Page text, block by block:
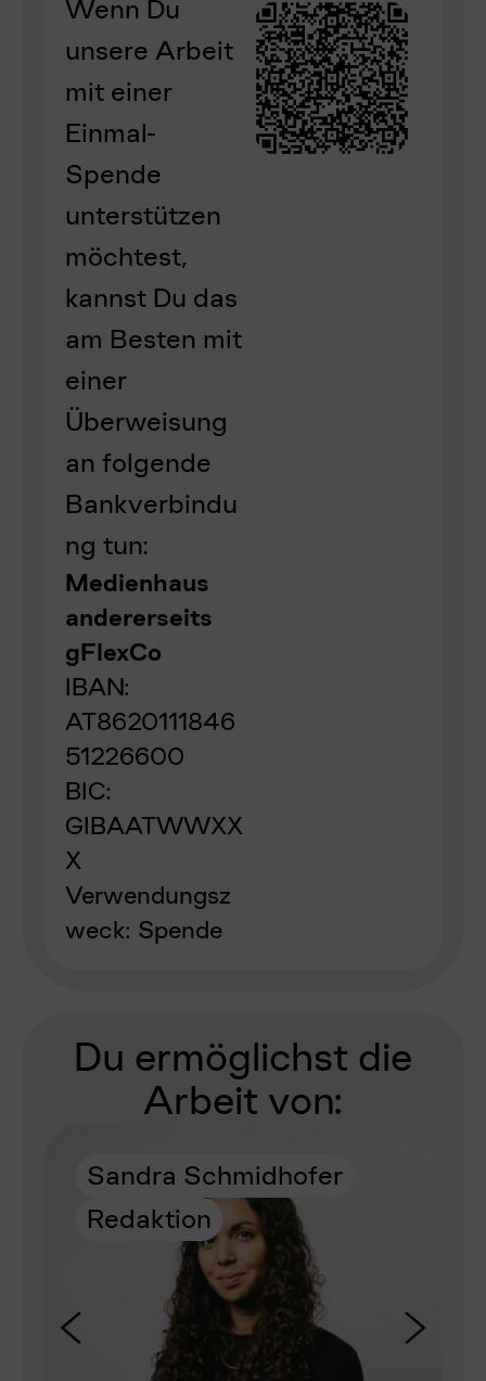
Wenn Du
unsere Arbeit
mit einer
Einmal-
Spende
unterstützen
möchtest,
kannst Du das
am Besten mit
einer
Überweisung
an folgende
Bankverbindu
ng tun:
Medienhaus
andererseits
gFlexCo
IBAN:
AT8620111846
51226600
BIC:
GIBAATWWXX
X
Verwendungsz
weck: Spende
Du ermöglichst die
Arbeit von:
Sandra Schmidhofer
Redaktion